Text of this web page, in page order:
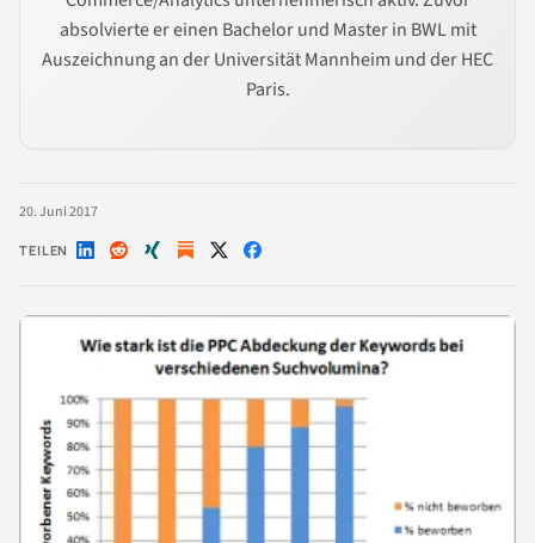
absolvierte er einen Bachelor und Master in BWL mit
Auszeichnung an der Universität Mannheim und der HEC
Paris.
20. Juni 2017
TEILEN Auf Auf Auf Auf Auf